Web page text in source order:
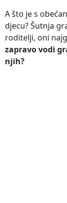
A što je s
djecu? Šutnja
roditelji, oni
zapravo vodi
njih?